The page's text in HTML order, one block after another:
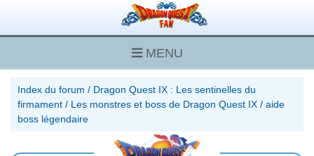
MENU
Index du forum / Dragon Quest IX : Les sentinelles du
firmament / Les monstres et boss de Dragon Quest IX / aide
boss légendaire